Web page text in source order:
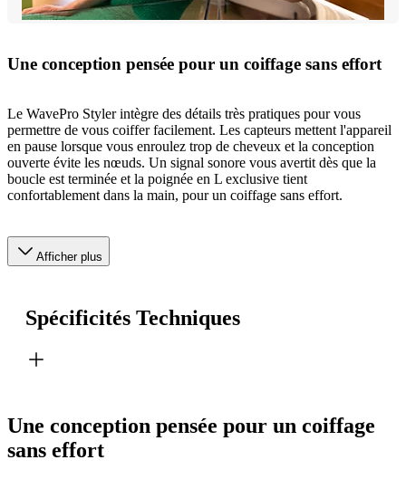
Une conception pensée pour un coiffage sans effort
Le WavePro Styler intègre des détails très pratiques pour vous
permettre de vous coiffer facilement. Les capteurs mettent l'appareil
en pause lorsque vous enroulez trop de cheveux et la conception
ouverte évite les nœuds. Un signal sonore vous avertit dès que la
boucle est terminée et la poignée en L exclusive tient
confortablement dans la main, pour un coiffage sans effort.
Afficher plus
Spécificités Techniques
Une conception pensée pour un coiffage
sans effort